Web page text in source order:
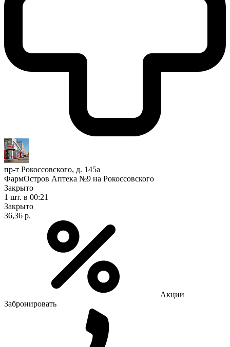
пр-т Рокоссовского, д. 145а
ФармОстров Аптека №9 на Рокоссовского
Закрыто
1 шт. в 00:21
Закрыто
36,36 р.
Акции
Забронировать